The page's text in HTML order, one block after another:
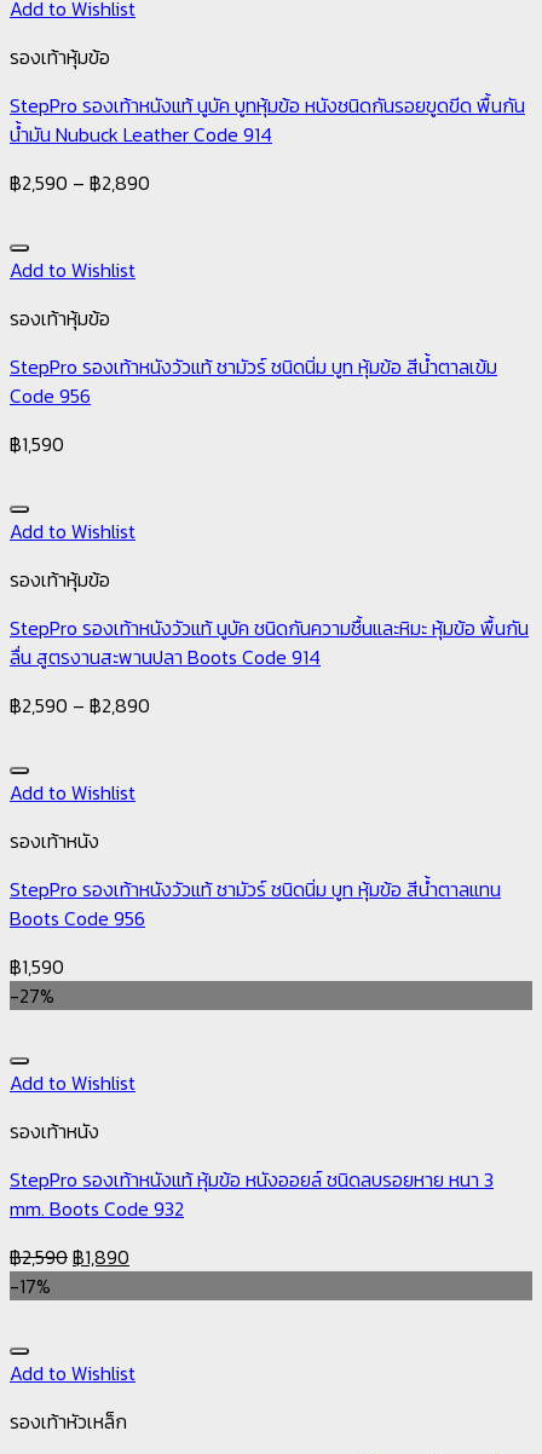
Add to Wishlist
รองเท้าหุ้มข้อ
StepPro รองเท้าหนังแท้ นูบัค บูทหุ้มข้อ หนังชนิดกันรอยขูดขีด พื้นกัน
น้ำมัน Nubuck Leather Code 914
฿2,590 – ฿2,890
Add to Wishlist
รองเท้าหุ้มข้อ
StepPro รองเท้าหนังวัวแท้ ชามัวร์ ชนิดนิ่ม บูท หุ้มข้อ สีน้ำตาลเข้ม
Code 956
฿1,590
Add to Wishlist
รองเท้าหุ้มข้อ
StepPro รองเท้าหนังวัวแท้ นูบัค ชนิดกันความชื้นและหิมะ หุ้มข้อ พื้นกัน
ลื่น สูตรงานสะพานปลา Boots Code 914
฿2,590 – ฿2,890
Add to Wishlist
รองเท้าหนัง
StepPro รองเท้าหนังวัวแท้ ชามัวร์ ชนิดนิ่ม บูท หุ้มข้อ สีน้ำตาลแทน
Boots Code 956
฿1,590
-27%
Add to Wishlist
รองเท้าหนัง
StepPro รองเท้าหนังแท้ หุ้มข้อ หนังออยล์ ชนิดลบรอยหาย หนา 3
mm. Boots Code 932
฿2,590฿1,890
-17%
Add to Wishlist
รองเท้าหัวเหล็ก